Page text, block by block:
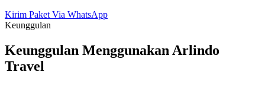
Kirim Paket Via WhatsApp
Keunggulan
Keunggulan Menggunakan Arlindo
Travel